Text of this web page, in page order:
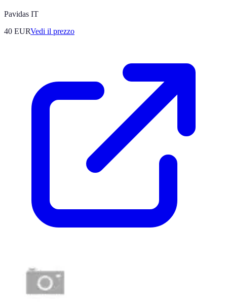
Pavidas IT
40 EURVedi il prezzo